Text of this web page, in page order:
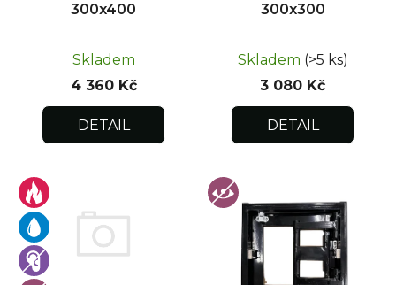
300x400
Skladem
4 360 Kč
DETAIL
300x300
Skladem (>5 ks)
3 080 Kč
DETAIL